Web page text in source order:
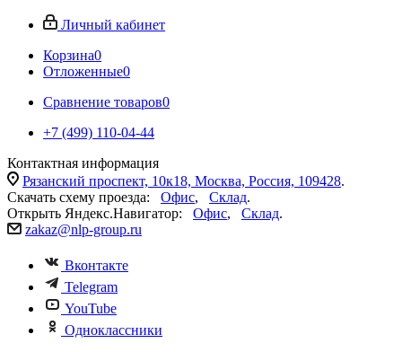
Личный кабинет
Корзина0
Отложенные0
Сравнение товаров0
+7 (499) 110-04-44
Контактная информация
Рязанский проспект, 10к18, Москва, Россия, 109428.
Скачать схему проезда: Офис, Склад.
Открыть Яндекс.Навигатор: Офис, Склад.
zakaz@nlp-group.ru
Вконтакте
Telegram
YouTube
Одноклассники